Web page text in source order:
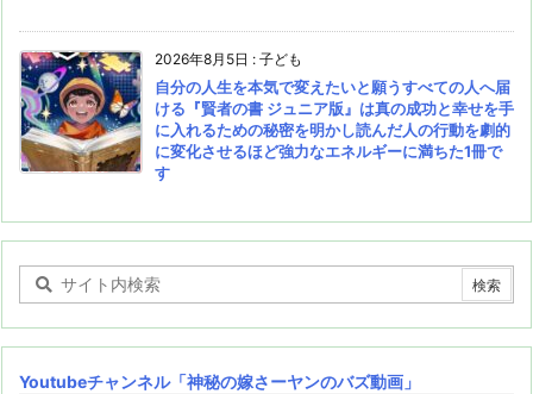
2026年8月5日 : 子ども
自分の人生を本気で変えたいと願うすべての人へ届
ける『賢者の書 ジュニア版』は真の成功と幸せを手
に入れるための秘密を明かし読んだ人の行動を劇的
に変化させるほど強力なエネルギーに満ちた1冊で
す
Youtubeチャンネル「神秘の嫁さーヤンのバズ動画」